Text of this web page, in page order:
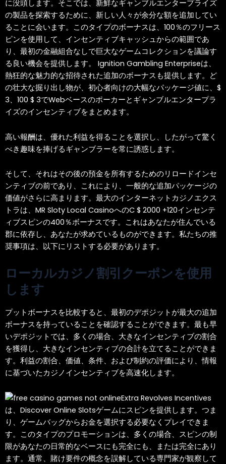
に没頭します。そこでは、新鮮なギャンブルエンタープライズ
の製品を探索するために、新しい人々が余分な額を追加してい
ることに会います。このタイプのボーナスは、100％のフリース
ピンを使用して、インセンティブキャッシュからの範囲であ
り、最初の金融組合なしで巨大なゲームコレクションを議論す
る良い機会を提供します。 Ignition Gambling Enterpriseは、
熱狂的な魅力的な招待された追加のボーナスも提供します。ど
の壮大な掘り出し物が、初心者向けの大幅なパッケージ値に、$
3、100 $ 3でWebベースのポーカーとギャンブルエンタープラ
イズのインセンティブをまとめます。
高い報酬は、優れた利益を得ることを選択し、したがって驚く
べき趣味を捧げるギャンブラーを常に誘惑します。
そして、それはその後の預金を所有するためのリロードインセ
ンティブの前であり、これにより、一般的な追加パッケージの
価値がさらに高まります。最大のインターネットカジノエクス
トラは、MR Sloty Local CasinoへのC $ 2000 +120インセンテ
ィブスピンの400％ボーナスです。これはあなたが住んでいる
郡に依存し、あなたが求めているものができます。私たちの推
奨事項は、以下にリストする必要があります。
ローカルカジノ割引クーポンを使用
します
プットボーナスを比較すると、最初のデポジットが最大の追加
ボーナスを持っていることを確認することができます。最も早
いデポジットでは、多くの場合、大きなインセンティブの割合
を獲得し、大きなインセンティブの合計を立てることができま
す。利益の割合、価値、条件、および制約の評価により、情報
に基づいたカジノインセンティブを高速化します。
Extra Revolves Incentives
は、Discover Online Slotsゲームにスピンを提供します。つま
り、ゲームバッグからお金を選択する必要なくプレイできま
す。このタイプのプロモーションは、多くの場合、スピンの制
限があなたの日常的なベースにも完全にも、または完全にあり
ます。通常、賭け要件の概念を誤解している専門家が観察して